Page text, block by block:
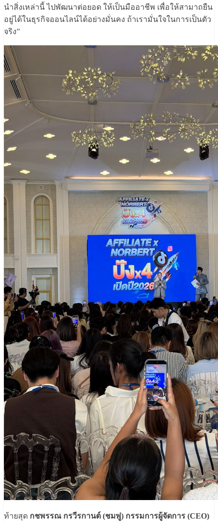
นำสิ่งเหล่านี้ ไปพัฒนาต่อยอด ให้เป็นมืออาชีพ เพื่อให้สามาถยืน
อยู่ได้ในธุรกิจออนไลน์ได้อย่างมั่นคง ถ้าเรามั่นใจในการเป็นตัว
จริง”
ท้ายสุด กชพรรณ กรวีรกานต์ (ชมพู่) กรรมการผู้จัดการ (CEO)